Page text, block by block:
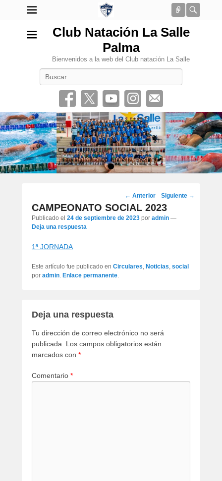
Conectar
Club Natación La Salle
Palma
Bienvenidos a la web del Club natación La Salle
•
Navegación
por
los
← Anterior Siguiente →
CAMPEONATO SOCIAL 2023
Publicado el 24 de septiembre de 2023 por admin —
Deja una respuesta
1ª JORNADA
Este artículo fue publicado en Circulares, Noticias, social
por admin. Enlace permanente.
Deja una respuesta
Tu dirección de correo electrónico no será
publicada. Los campos obligatorios están
marcados con *
Comentario *